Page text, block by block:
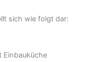
sich wie folgt dar:
Einbauküche